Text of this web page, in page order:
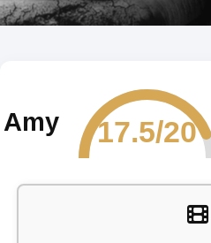
Amy 17.5/20